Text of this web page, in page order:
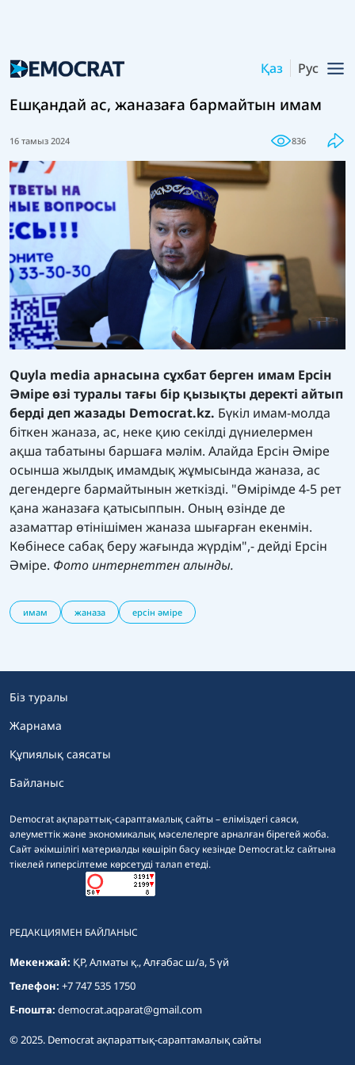
Қаз Рус
Ешқандай ас, жаназаға бармайтын имам
16 тамыз 2024 836
Quyla media арнасына сұхбат берген имам Ерсін
Әміре өзі туралы тағы бір қызықты деректі айтып
берді деп жазады Democrat.kz. Бүкіл имам-молда
біткен жаназа, ас, неке қию секілді дүниелермен
ақша табатыны баршаға мәлім. Алайда Ерсін Әміре
осынша жылдық имамдық жұмысында жаназа, ас
дегендерге бармайтынын жеткізді. "Өмірімде 4-5 рет
қана жаназаға қатысыппын. Оның өзінде де
азаматтар өтінішімен жаназа шығарған екенмін.
Көбінесе сабақ беру жағында жүрдім",- дейді Ерсін
Әміре. Фото интернеттен алынды.
имам жаназа ерсін әміре
Democrat ақпараттық-сараптамалық сайты – еліміздегі саяси,
әлеуметтік және экономикалық мәселелерге арналған бірегей жоба.
Сайт әкімшілігі материалды көшіріп басу кезінде Democrat.kz сайтына
тікелей гиперсілтеме көрсетуді талап етеді.
Біз туралы
Жарнама
Құпиялық саясаты
Байланыс
РЕДАКЦИЯМЕН БАЙЛАНЫС
Мекенжай: ҚР, Алматы қ., Алғабас ш/а, 5 үй
Телефон: +7 747 535 1750
E-пошта: democrat.aqparat@gmail.com
© 2025. Democrat ақпараттық-сараптамалық сайты